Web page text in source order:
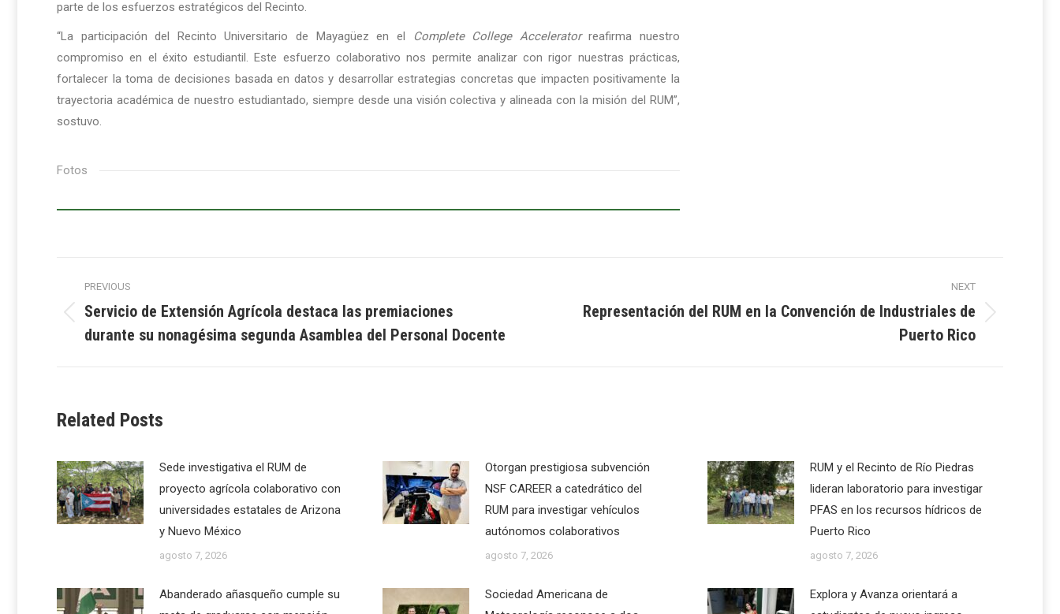
parte de los esfuerzos estratégicos del Recinto.
“La participación del Recinto Universitario de Mayagüez en el Complete College Acceleratorreafirma nuestro
compromiso en el éxito estudiantil. Este esfuerzo colaborativo nos permite analizar con rigor nuestras prácticas,
fortalecer la toma de decisiones basada en datos y desarrollar estrategias concretas que impacten positivamente la
trayectoria académica de nuestro estudiantado, siempre desde una visión colectiva y alineada con la misión del RUM”,
sostuvo.
Fotos
Post
navigation
PREVIOUS
post:
Servicio de Extensión Agrícola destaca las premiaciones
durante su nonagésima segunda Asamblea del Personal Docente
NEXT
Representación del RUM en la Convención de Industriales de
Puerto Rico
Related Posts
Sede investigativa el RUM de
proyecto agrícola colaborativo con
universidades estatales de Arizona
y Nuevo México
agosto 7, 2026
Otorgan prestigiosa subvención
NSF CAREER a catedrático del
RUM para investigar vehículos
autónomos colaborativos
agosto 7, 2026
RUM y el Recinto de Río Piedras
lideran laboratorio para investigar
PFAS en los recursos hídricos de
Puerto Rico
agosto 7, 2026
Abanderado añasqueño cumple su
Sociedad Americana de
Explora y Avanza orientará a